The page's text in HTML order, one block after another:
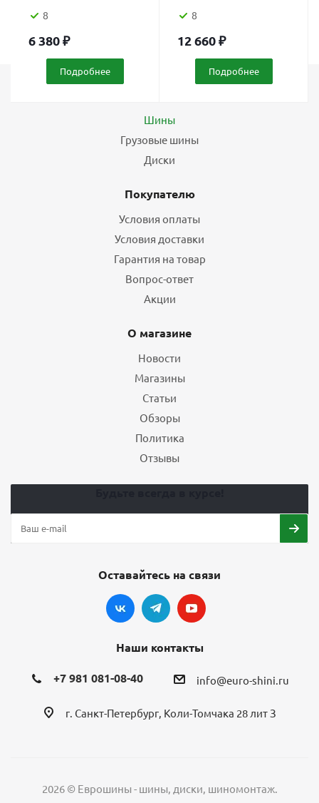
8
6 380₽
Подробнее
8
12 660₽
Подробнее
Шины
Грузовые шины
Диски
Покупателю
Условия оплаты
Условия доставки
Гарантия на товар
Вопрос-ответ
Акции
О магазине
Новости
Магазины
Статьи
Обзоры
Политика
Отзывы
Оставайтесь на связи
Наши контакты
+7 981 081-08-40 info@euro-shini.ru
г. Санкт-Петербург, Коли-Томчака 28 лит З
2026 © Еврошины - шины, диски, шиномонтаж.